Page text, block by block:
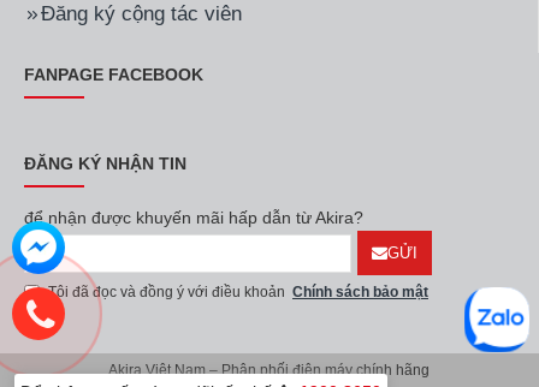
Đăng ký cộng tác viên
FANPAGE FACEBOOK
ĐĂNG KÝ NHẬN TIN
để nhận được khuyến mãi hấp dẫn từ Akira?
GỬI
Tôi đã đọc và đồng ý với điều khoản Chính sách bảo mật
Akira Việt Nam – Phân phối điện máy chính hãng